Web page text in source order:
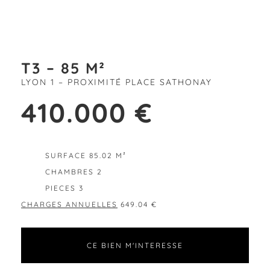
T3 – 85 M²
LYON 1 – PROXIMITÉ PLACE SATHONAY
410.000 €
SURFACE 85.02 M²
CHAMBRES 2
PIECES 3
CHARGES ANNUELLES 649.04 €
CE BIEN M'INTERESSE